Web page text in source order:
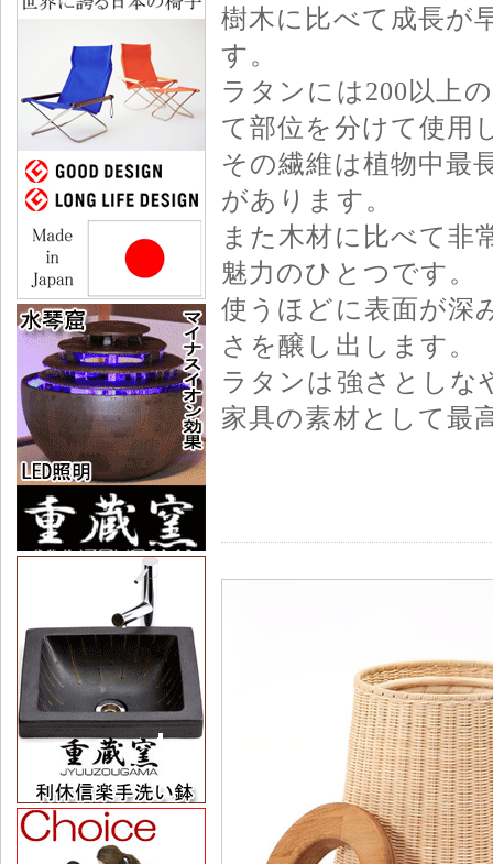
樹木に比べて成長が
す。
ラタンには200以上
て部位を分けて使用
その繊維は植物中最
があります。
また木材に比べて非
魅力のひとつです。
使うほどに表面が深
さを醸し出します。
ラタンは強さとしな
家具の素材として最